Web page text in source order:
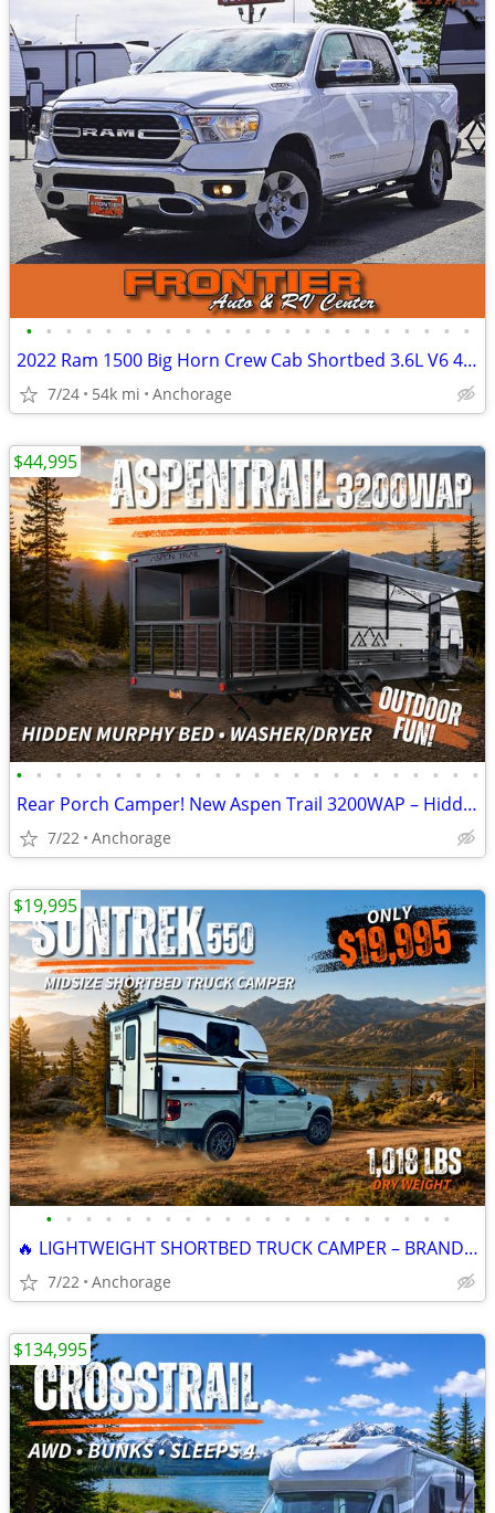
• • • • • • • • • • • • • • • • • • • • • • •
2022 Ram 1500 Big Horn Crew Cab Shortbed 3.6L V6 4X4
7/24 54k mi Anchorage
• • • • • • • • • • • • • • • • • • • • • • • •
Rear Porch Camper! New Aspen Trail 3200WAP – Hidden Murphy Bed & W/D
7/22 Anchorage
$44,995
• • • • • • • • • • • • • • • • • • • • •
🔥 LIGHTWEIGHT SHORTBED TRUCK CAMPER – BRAND NEW 2026 SUNTREK 550
7/22 Anchorage
$19,995
$134,995